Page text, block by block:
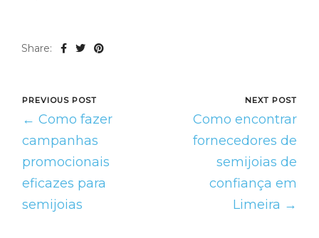
Share:
PREVIOUS POST
← Como fazer
campanhas
promocionais
eficazes para
semijoias
NEXT POST
Como encontrar
fornecedores de
semijoias de
confiança em
Limeira →